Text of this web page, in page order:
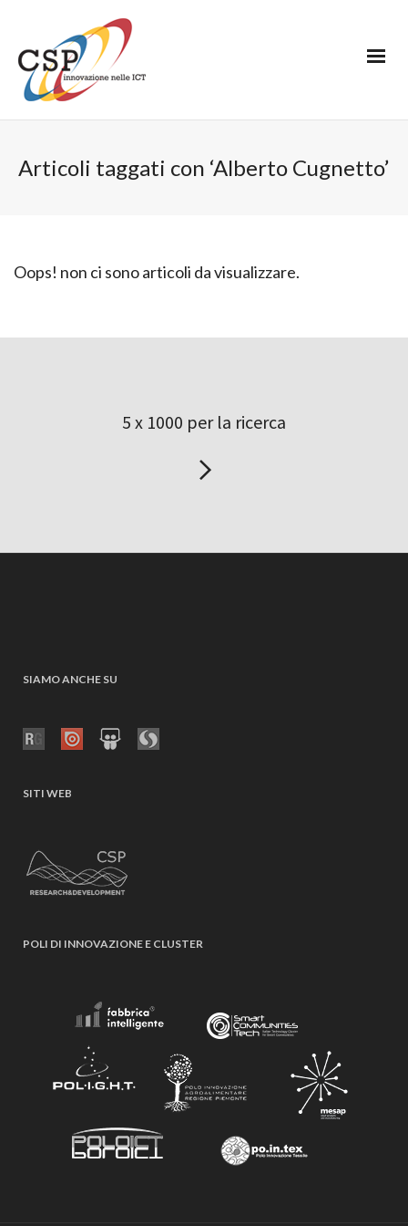
Articoli taggati con ‘Alberto Cugnetto’
Oops! non ci sono articoli da visualizzare.
5 x 1000 per la ricerca
SIAMO ANCHE SU
SITI WEB
POLI DI INNOVAZIONE E CLUSTER